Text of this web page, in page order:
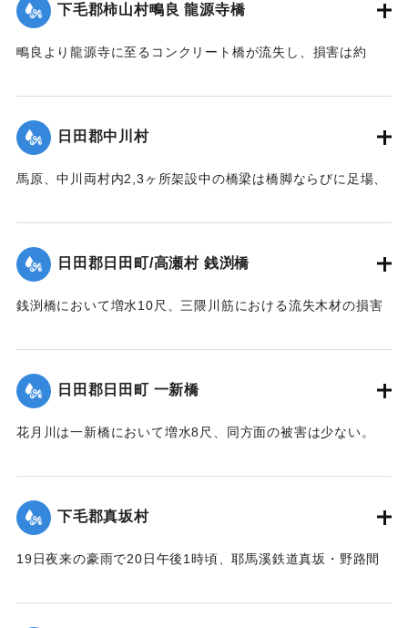
下毛郡柿山村鴫良 龍源寺橋
鴫良より龍源寺に至るコンクリート橋が流失し、損害は約
｜固有コード:
日田郡中川村
馬原、中川両村内2,3ヶ所架設中の橋梁は橋脚ならびに足場、
通が途絶、詳細を知ることができない。
【出典：大分新聞 大正12年6月22日 朝刊7面】
｜固有コード: 00275059
日田郡日田町/高瀬村 銭渕橋
銭渕橋において増水10尺、三隈川筋における流失木材の損害
｜固有コード:
日田郡日田町 一新橋
花月川は一新橋において増水8尺、同方面の被害は少ない。
｜固有コード:00275061
下毛郡真坂村
19日夜来の豪雨で20日午後1時頃、耶馬溪鉄道真坂・野路間
結果、ただちに復旧した。